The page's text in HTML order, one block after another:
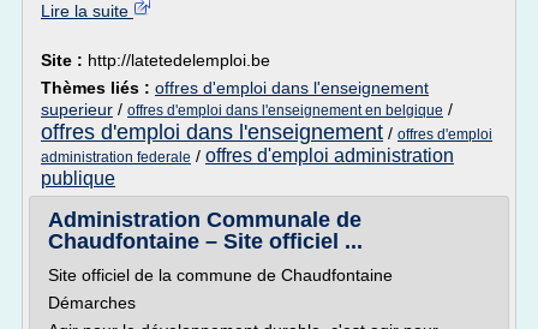
Lire la suite
Site : http://latetedelemploi.be
Thèmes liés : offres d'emploi dans l'enseignement
superieur / offres d'emploi dans l'enseignement en belgique /
offres d'emploi dans l'enseignement / offres d'emploi
administration federale / offres d'emploi administration
publique
Administration Communale de
Chaudfontaine – Site officiel ...
Site officiel de la commune de Chaudfontaine
Démarches